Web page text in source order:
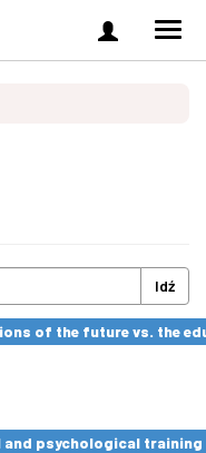
Zaloguj
się
Idź
of the future vs. the
and psychological